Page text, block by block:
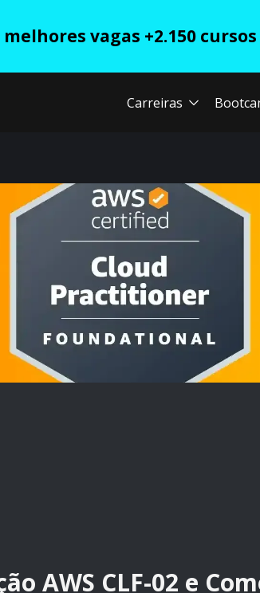
melhores vagas +2.150
Carreiras
AWS CLF-02 e